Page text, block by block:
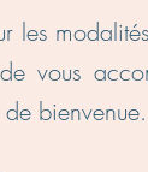
les
vous
bienvenue.